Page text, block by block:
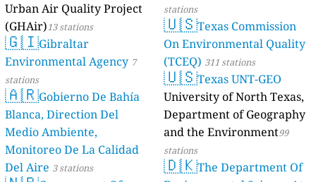
Urban Air Quality Project
(GHAir)13 stations
🇬🇮Gibraltar
Environmental Agency 7
stations
🇦🇷Gobierno De Bahía
Blanca, Direction Del
Medio Ambiente,
Monitoreo De La Calidad
Del Aire 3 stations
stations
🇺🇸Texas Commission
On Environmental Quality
(TCEQ) 311 stations
🇺🇸Texas UNT-GEO
University of North Texas,
Department of Geography
and the Environment99
stations
🇩🇰The Department Of